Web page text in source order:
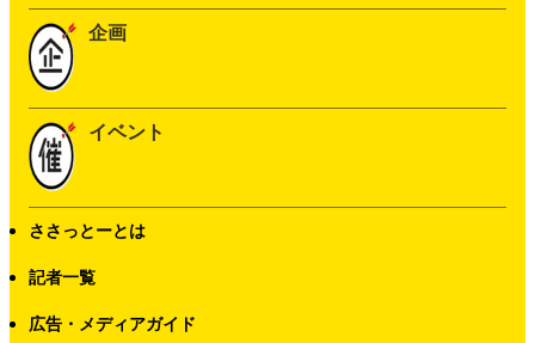
企画
イベント
ささっとーとは
記者一覧
広告・メディアガイド